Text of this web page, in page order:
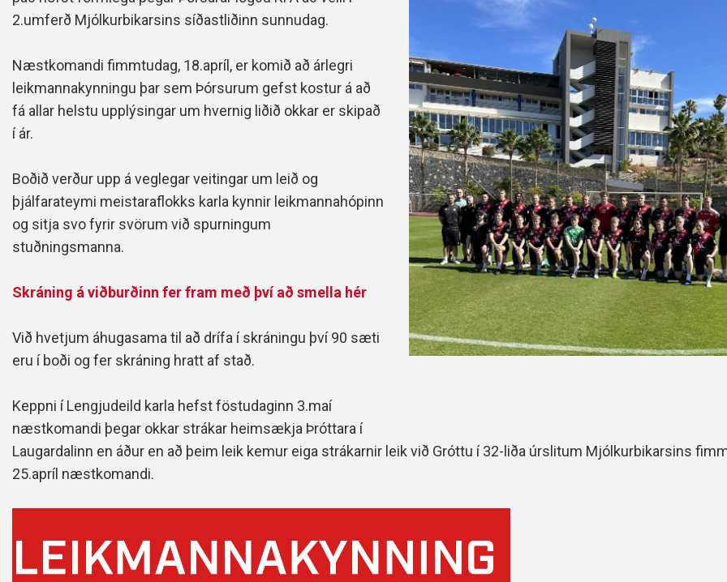
Handbók aðalstjórnar Þórs
2.umferð Mjólkurbikarsins síðastliðinn sunnudag.
Næstkomandi fimmtudag, 18.apríl, er komið að árlegri
leikmannakynningu þar sem Þórsurum gefst kostur á að
fá allar helstu upplýsingar um hvernig liðið okkar er skipað
í ár.
Boðið verður upp á veglegar veitingar um leið og
þjálfarateymi meistaraflokks karla kynnir leikmannahópinn
og sitja svo fyrir svörum við spurningum
stuðningsmanna.
Skráning á viðburðinn fer fram með því að smella hér
Við hvetjum áhugasama til að drífa í skráningu því 90 sæti
eru í boði og fer skráning hratt af stað.
Keppni í Lengjudeild karla hefst föstudaginn 3.maí
næstkomandi þegar okkar strákar heimsækja Þróttara í
Laugardalinn en áður en að þeim leik kemur eiga strákarnir leik við Gróttu í 32-liða úrslitum Mjólkurbikarsins
25.apríl næstkomandi.